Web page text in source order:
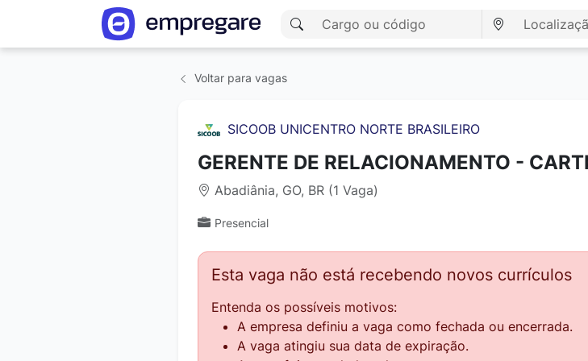
Voltar para vagas
SICOOB UNICENTRO NORTE BRASILEIRO
GERENTE DE RELACIONAMENTO -
Abadiânia, GO, BR (1 Vaga)
Presencial
Esta vaga não está recebendo novos currículos
Entenda os possíveis motivos:
A empresa definiu a vaga como fechada ou encerrada.
A vaga atingiu sua data de expiração.